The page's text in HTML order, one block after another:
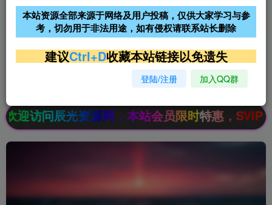
阿里云2核2G200M服务器68元/
年
雨云高防免备案服务器
超低价文字广告位招租 超低价文字广告位招租
超低价文字广告位招租
访问辰光资源网，本站会员限时特惠，SVIP终
本站资源全部来源于网络及用户投稿，仅供大家学习与参
考，切勿用于非法用途，如有侵权请联系站长删除
建议Ctrl+D收藏本站链接以免遗失
登陆/注册 加入QQ群